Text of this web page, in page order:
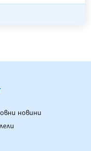
АГЕНЦИЯ
новини